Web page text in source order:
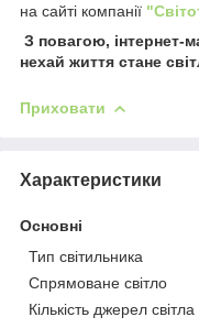
на сайті компанії
З повагою, інтернет-
нехай життя стане
Приховати
Характеристики
Основні
Тип світильника
Спрямоване світло
Кількість джерел світла